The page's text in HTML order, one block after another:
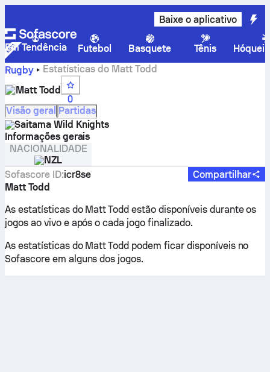
Baixe o aplicativo
Em Tendência Futebol Basquete Tênis
Hóquei
Rugby
Estatísticas do Matt Todd
Matt Todd
0
Visão geral Partidas
Saitama Wild Knights
Informações gerais
NACIONALIDADE
NZL
Sofascore ID:icr8se
Compartilhar
Matt Todd
As estatísticas do Matt Todd estão disponíveis durante os
jogos ao vivo e após o cada jogo finalizado.
As estatísticas do Matt Todd podem ficar disponíveis no
Sofascore em alguns dos jogos.